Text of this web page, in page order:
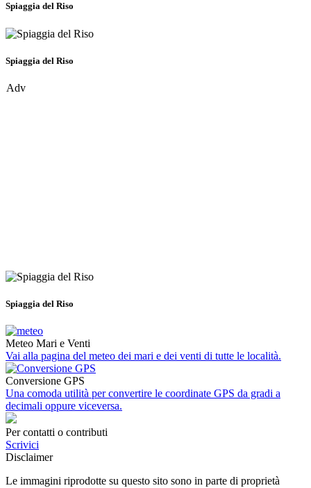
Spiaggia del Riso
Spiaggia del Riso
Adv
Spiaggia del Riso
Meteo Mari e Venti
Vai alla pagina del meteo dei mari e dei venti di tutte le località.
Conversione GPS
Una comoda utilità per convertire le coordinate GPS da gradi a
decimali oppure viceversa.
Per contatti o contributi
Scrivici
Disclaimer
Le immagini riprodotte su questo sito sono in parte di proprietà